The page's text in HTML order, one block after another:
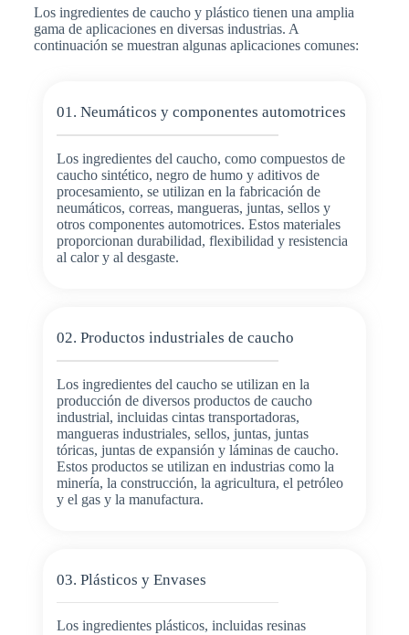
Los ingredientes de caucho y plástico tienen una amplia
gama de aplicaciones en diversas industrias. A
continuación se muestran algunas aplicaciones comunes:
01. Neumáticos y componentes automotrices
Los ingredientes del caucho, como compuestos de
caucho sintético, negro de humo y aditivos de
procesamiento, se utilizan en la fabricación de
neumáticos, correas, mangueras, juntas, sellos y
otros componentes automotrices. Estos materiales
proporcionan durabilidad, flexibilidad y resistencia
al calor y al desgaste.
02. Productos industriales de caucho
Los ingredientes del caucho se utilizan en la
producción de diversos productos de caucho
industrial, incluidas cintas transportadoras,
mangueras industriales, sellos, juntas, juntas
tóricas, juntas de expansión y láminas de caucho.
Estos productos se utilizan en industrias como la
minería, la construcción, la agricultura, el petróleo
y el gas y la manufactura.
03. Plásticos y Envases
Los ingredientes plásticos, incluidas resinas